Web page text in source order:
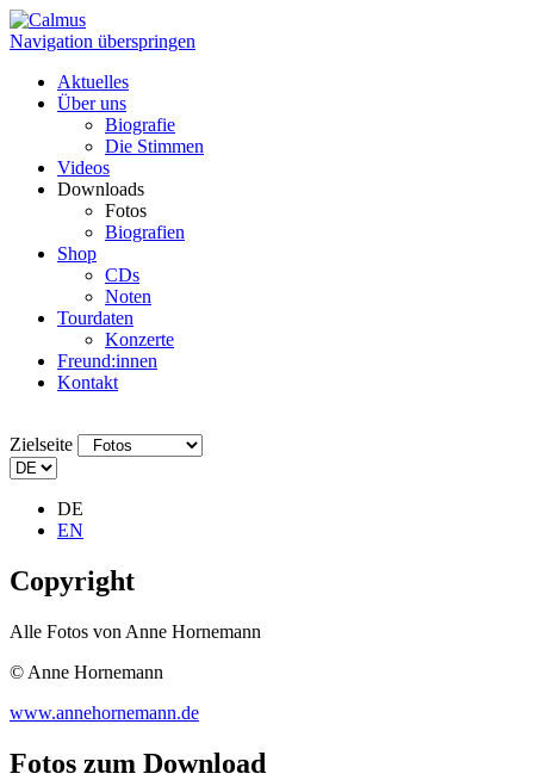
Navigation überspringen
Aktuelles
Über uns
Biografie
Die Stimmen
Videos
Downloads
Fotos
Biografien
Shop
CDs
Noten
Tourdaten
Konzerte
Freund:innen
Kontakt
Zielseite
DE
EN
Copyright
Alle Fotos von Anne Hornemann
© Anne Hornemann
www.annehornemann.de
Fotos zum Download